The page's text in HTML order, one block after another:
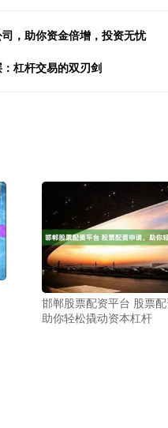
，助你资金倍增，投资无忧
杠杆交易的双刃剑
邯郸股票配资平台 股票配
助你轻松撬动资本杠杆